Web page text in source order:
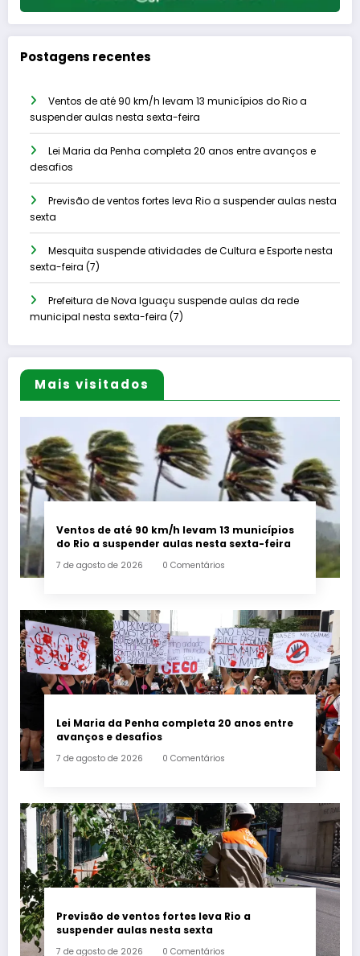
Postagens recentes
Ventos de até 90 km/h levam 13 municípios do Rio a
suspender aulas nesta sexta-feira
Lei Maria da Penha completa 20 anos entre avanços e
desafios
Previsão de ventos fortes leva Rio a suspender aulas nesta
sexta
Mesquita suspende atividades de Cultura e Esporte nesta
sexta-feira (7)
Prefeitura de Nova Iguaçu suspende aulas da rede
municipal nesta sexta-feira (7)
Mais visitados
Ventos de até 90 km/h levam 13 municípios
do Rio a suspender aulas nesta sexta-feira
7 de agosto de 2026 0 Comentários
Lei Maria da Penha completa 20 anos entre
avanços e desafios
7 de agosto de 2026 0 Comentários
Previsão de ventos fortes leva Rio a
suspender aulas nesta sexta
7 de agosto de 2026 0 Comentários